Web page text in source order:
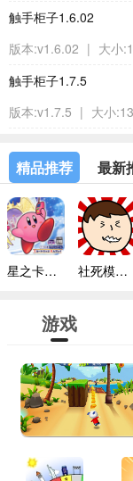
触手柜子1.6.02
版本:v1.6.02 | 大小
触手柜子1.7.5
版本:v1.7.5 | 大小
精品推荐 最新
星之卡比镜之迷宫手机版 社死模拟器无广告版
游戏